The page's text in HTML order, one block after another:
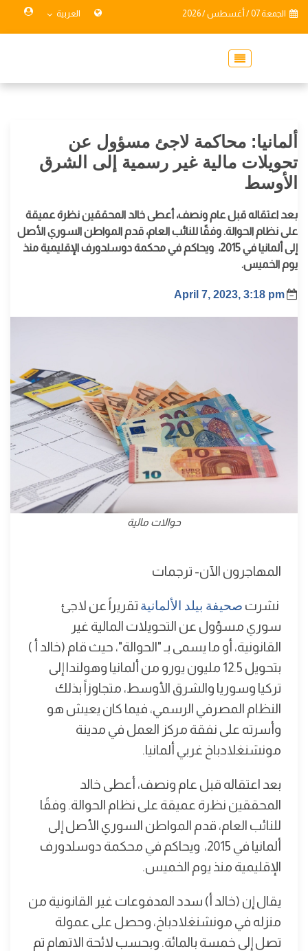
الجمعة 07 / أغسطس / 2026 العربية
ألمانيا: محاكمة لاجئ مسؤول عن
تحويلات مالية غير رسمية إلى الشرق
الأوسط
بعد اعتقاله قبل عام ونصف، أعطى خالد المحققين نظرة عميقة
على نظام الحوالة. وفقًا للنائب العام، قدم المواطن السوري الأصل
إلى ألمانيا في 2015، ويحاكم في محكمة دوسلدورف الإقليمية منذ
يوم الخميس.
April 7, 2023, 3:18 pm
حوالات مالية
المهاجرون الآن- ترجمات
نشرت صحيفة بيلد الألمانية تقريراً عن لاجئ
سوري مسؤول عن التحويلات المالية غير
القانونية، أو ما يسمى بـ "الحوالة"، حيث قام (خالد أ )
بتحويل 12.5 مليون يورو من ألمانيا وهولندا إلى
تركيا وسوريا والشرق الأوسط، متجاوزاً بذلك
النظام المصرفي الرسمي، فيما كان يعيش هو
وأسرته على نفقة مركز العمل في مدينة
مونشنغلادباخ غربي ألمانيا.
بعد اعتقاله قبل عام ونصف، أعطى خالد
المحققين نظرة عميقة على نظام الحوالة. وفقًا
للنائب العام، قدم المواطن السوري الأصل إلى
ألمانيا في 2015، ويحاكم في محكمة دوسلدورف
الإقليمية منذ يوم الخميس.
يقال إن (خالد أ) سدد المدفوعات غير القانونية من
منزله في مونشنغلادباخ، وحصل على عمولة
تصل إلى خمسة بالمائة. وبحسب لائحة الاتهام تم